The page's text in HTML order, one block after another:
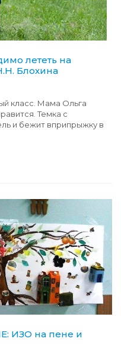
лететь на
Блохина
класс. Мама Ольга
Темка с
и бежит вприпрыжку в
ИЗО на пене и